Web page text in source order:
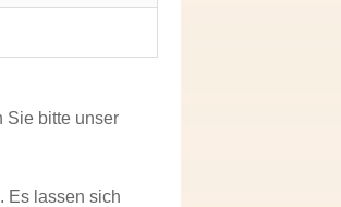
Sie bitte unser
Es lassen sich